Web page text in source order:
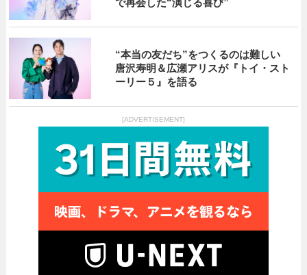
で再会した“演じる喜び”
“本当の友だち”をつくるのは難しい
唐沢寿明＆広瀬アリスが『トイ・スト
ーリー５』を語る
[ADVERTISEMENT]